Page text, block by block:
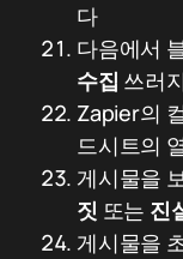
다
다음에서
수집 쓰러
Zapier의
드시트의
게시물을
짓 또는 진
게시물을